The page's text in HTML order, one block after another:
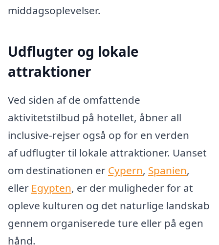
middagsoplevelser.
Udflugter og lokale
attraktioner
Ved siden af de omfattende
aktivitetstilbud på hotellet, åbner all
inclusive-rejser også op for en verden
af udflugter til lokale attraktioner. Uanset
om destinationen er Cypern, Spanien,
eller Egypten, er der muligheder for at
opleve kulturen og det naturlige landskab
gennem organiserede ture eller på egen
hånd.